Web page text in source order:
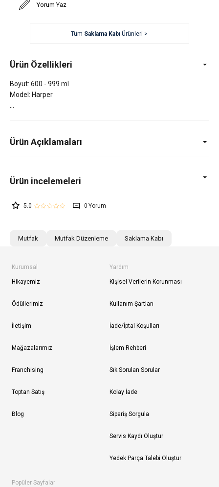
Yorum Yaz
Tüm Saklama Kabı Ürünleri >
Ürün Özellikleri
Boyut: 600 - 999 ml
Model: Harper
Ürün Açıklamaları
5.0 0
Mutfak Mutfak Düzenleme Saklama Kabı
Kurumsal
Hikayemiz
Ödüllerimiz
İletişim
Mağazalarımız
Franchising
Toptan Satış
Blog
Yardım
Kişisel Verilerin Korunması
Kullanım Şartları
İade/İptal Koşulları
İşlem Rehberi
Sık Sorulan Sorular
Kolay İade
Sipariş Sorgula
Servis Kaydı Oluştur
Yedek Parça Talebi Oluştur
Popüler Sayfalar